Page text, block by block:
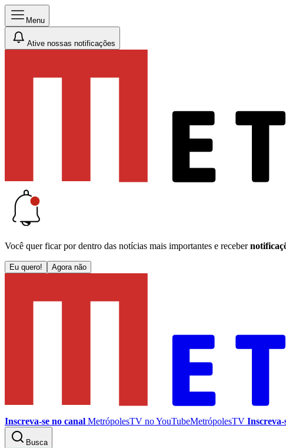
Menu
Ative nossas notificações
Você quer ficar por dentro das notícias mais importantes e receber
Eu quero! Agora não
Inscreva-se no canal MetrópolesTV noYouTubeMetrópolesTV Inscreva-
Busca